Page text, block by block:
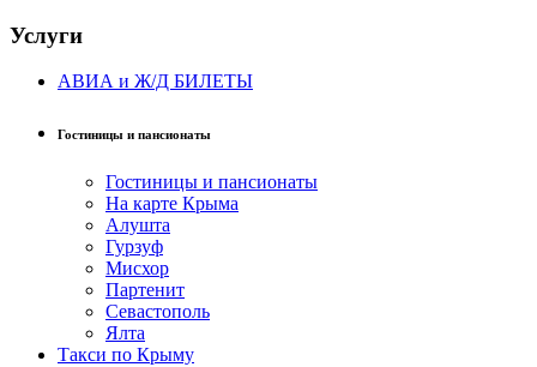
Услуги
АВИА и Ж/Д БИЛЕТЫ
Гостиницы и пансионаты
Гостиницы и пансионаты
На карте Крыма
Алушта
Гурзуф
Мисхор
Партенит
Севастополь
Ялта
Такси по Крыму